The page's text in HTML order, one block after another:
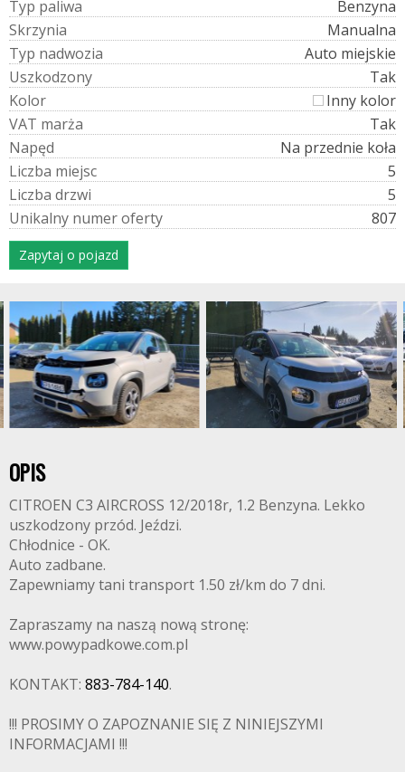
Typ paliwa
Benzyna
Skrzynia
Manualna
Typ nadwozia
Auto miejskie
Uszkodzony
Tak
Kolor
Inny kolor
VAT marża
Tak
Napęd
Na przednie koła
Liczba miejsc
5
Liczba drzwi
5
Unikalny numeroferty 807
Zapytaj o pojazd
OPIS
CITROEN C3 AIRCROSS 12/2018r, 1.2 Benzyna. Lekko
uszkodzony przód. Jeździ.
Chłodnice - OK.
Auto zadbane.
Zapewniamy tani transport 1.50 zł/km do 7 dni.
Zapraszamy na naszą nową stronę:
www.powypadkowe.com.pl
KONTAKT: 883-784-140.
!!! PROSIMY O ZAPOZNANIE SIĘ Z NINIEJSZYMI
INFORMACJAMI !!!